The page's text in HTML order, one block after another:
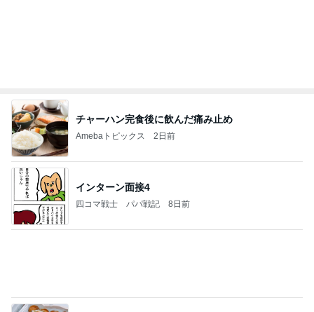
チャーハン完食後に飲んだ痛み止め
Amebaトピックス 2日前
インターン面接4
四コマ戦士 パパ戦記 8日前